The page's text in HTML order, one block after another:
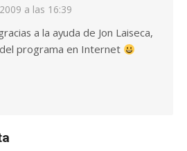
a las 16:39
a la ayuda de Jon Laiseca,
programa en Internet